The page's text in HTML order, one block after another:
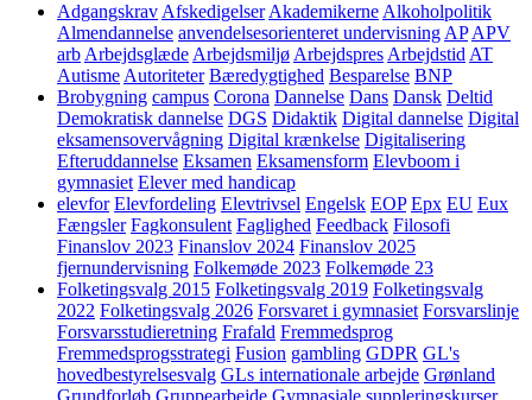
Adgangskrav Afskedigelser Akademikerne Alkoholpolitik
Almendannelse anvendelsesorienteret undervisning AP APV
arb Arbejdsglæde Arbejdsmiljø Arbejdspres Arbejdstid AT
Autisme Autoriteter Bæredygtighed Besparelse BNP
Brobygning campus Corona Dannelse Dans Dansk Deltid
Demokratisk dannelse DGS Didaktik Digital dannelse Digital
eksamensovervågning Digital krænkelse Digitalisering
Efteruddannelse Eksamen Eksamensform Elevboom i
gymnasiet Elever med handicap
elevfor Elevfordeling Elevtrivsel Engelsk EOP Epx EU Eux
Fængsler Fagkonsulent Faglighed Feedback Filosofi
Finanslov 2023 Finanslov 2024 Finanslov 2025
fjernundervisning Folkemøde 2023 Folkemøde 23
Folketingsvalg 2015 Folketingsvalg 2019 Folketingsvalg
2022 Folketingsvalg 2026 Forsvaret i gymnasiet Forsvarslinje
Forsvarsstudieretning Frafald Fremmedsprog
Fremmedsprogsstrategi Fusion gambling GDPR GL's
hovedbestyrelsesvalg GLs internationale arbejde Grønland
Grundforløb Gruppearbejde Gymnasiale suppleringskurser